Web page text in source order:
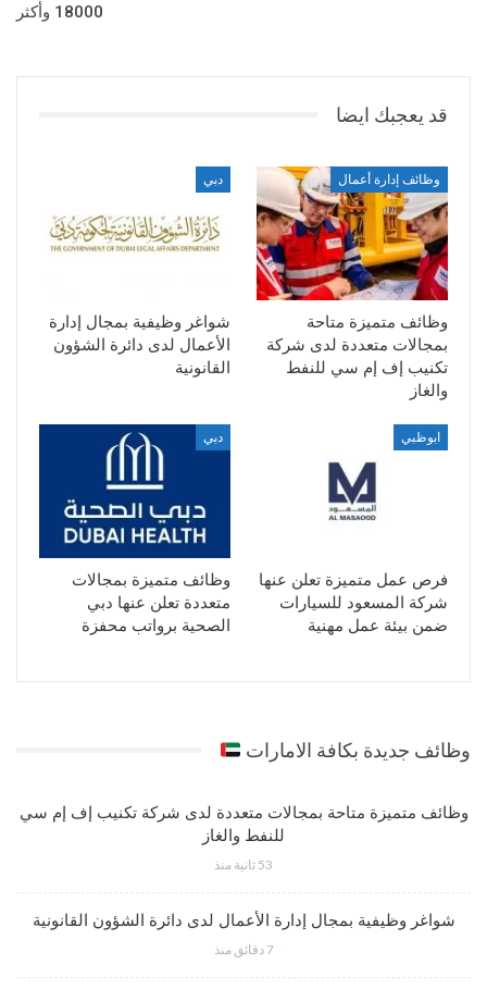
18000 وأكثر
قد يعجبك ايضا
وظائف إدارة أعمال
وظائف متميزة متاحة
بمجالات متعددة لدى شركة
تكنيب إف إم سي للنفط
والغاز
دبي
شواغر وظيفية بمجال إدارة
الأعمال لدى دائرة الشؤون
القانونية
ابوظبي
فرص عمل متميزة تعلن عنها
شركة المسعود للسيارات
ضمن بيئة عمل مهنية
دبي
وظائف متميزة بمجالات
متعددة تعلن عنها دبي
الصحية برواتب محفزة
وظائف جديدة بكافة الامارات
وظائف متميزة متاحة بمجالات متعددة لدى شركة تكنيب إف إم سي
للنفط والغاز
53 ثانية منذ
شواغر وظيفية بمجال إدارة الأعمال لدى دائرة الشؤون القانونية
7 دقائق منذ